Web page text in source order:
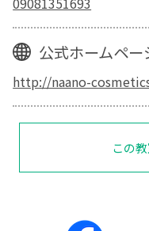
公式ホームペー
http://naano-
この